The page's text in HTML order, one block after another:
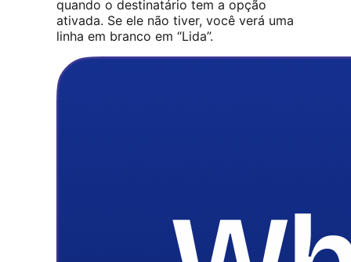
quando o destinatário tem a opção
ativada. Se ele não tiver, você verá uma
linha em branco em “Lida”.